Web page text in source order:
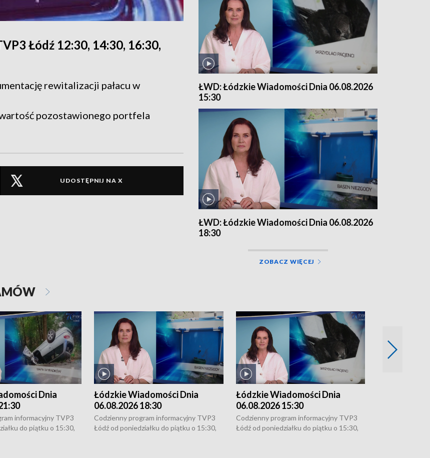
Łódź 12:30, 14:30, 16:30,
rewitalizacji pałacu w
pozostawionego portfela
UDOSTĘPNIJ NA X
ŁWD: Łódzkie Wiadomości Dnia 06.08.2026
15:30
ŁWD: Łódzkie Wiadomości Dnia 06.08.2026
18:30
ZOBACZ WIĘCEJ
Dnia
informacyjny TVP3
do piątku o 15:30,
Łódzkie Wiadomości Dnia
06.08.2026 18:30
Codzienny program informacyjny TVP3
Łódź od poniedziałku do piątku o 15:30,
Łódzkie Wiadomości Dnia
06.08.2026 15:30
Codzienny program informacyjny TVP3
Łódź od poniedziałku do piątku o 15:30,